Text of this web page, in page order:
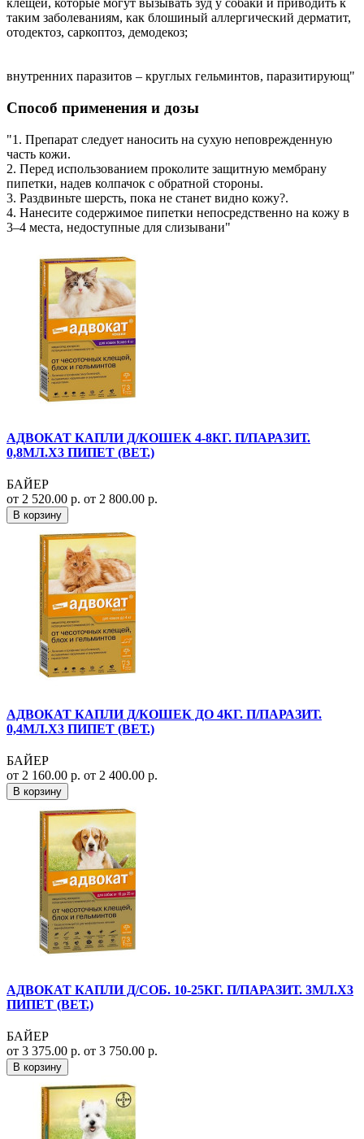
клещей, которые могут вызывать зуд у собаки и приводить к
таким заболеваниям, как блошиный аллергический дерматит,
отодектоз, саркоптоз, демодекоз;
внутренних паразитов – круглых гельминтов, паразитирующ"
Способ применения и дозы
"1. Препарат следует наносить на сухую неповрежденную
часть кожи.
2. Перед использованием проколите защитную мембрану
пипетки, надев колпачок с обратной стороны.
3. Раздвиньте шерсть, пока не станет видно кожу?.
4. Нанесите содержимое пипетки непосредственно на кожу в
3–4 места, недоступные для слизывани"
АДВОКАТ КАПЛИ Д/КОШЕК 4-8КГ. П/ПАРАЗИТ.
0,8МЛ.Х3 ПИПЕТ (ВЕТ.)
БАЙЕР
от 2 520.00 р. от 2 800.00 р.
В корзину
АДВОКАТ КАПЛИ Д/КОШЕК ДО 4КГ. П/ПАРАЗИТ.
0,4МЛ.Х3 ПИПЕТ (ВЕТ.)
БАЙЕР
от 2 160.00 р. от 2 400.00 р.
В корзину
АДВОКАТ КАПЛИ Д/СОБ. 10-25КГ. П/ПАРАЗИТ. 3МЛ.Х3
ПИПЕТ (ВЕТ.)
БАЙЕР
от 3 375.00 р. от 3 750.00 р.
В корзину